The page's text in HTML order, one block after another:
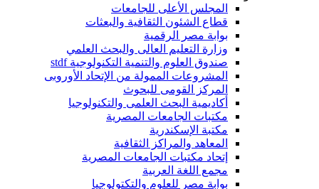
المجلس الأعلى للجامعات
قطاع الشئون الثقافية والبعثات
بوابة مصر الرقمية
وزارة التعليم العالى والبحث العلمي
صندوق العلوم والتنمية التكنولوجية stdf
المشروعات الممولة من الإتحاد الأوروبى
المركز القومى للبحوث
أكاديمية البحث العلمى والتكنولوجيا
مكتبات الجامعات المصرية
مكتبة الإسكندرية
المعاهد والمراكز الثقافية
إتحاد مكتبات الجامعات المصرية
مجمع اللغة العربية
بوابة مصر للعلوم والتكتولوجيا